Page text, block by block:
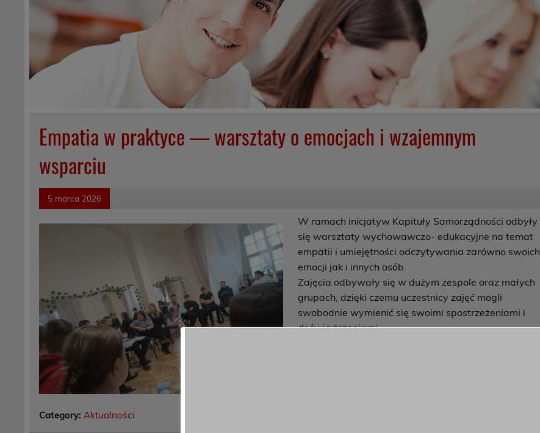
Empatia w praktyce — warsztaty o emocjach i wzajemnym
wsparciu
5 marca 2026
W ramach inicjatyw Kapituły Samorządności odbyły
się warsztaty wychowawczo- edukacyjne na temat
empatii i umiejętności odczytywania zarówno swoich
emocji jak i innych osób.
Zajęcia odbywały się w dużym zespole oraz małych
grupach, dzięki czemu uczestnicy zajęć mogli
swobodnie wymienić się swoimi spostrzeżeniami i
doświadczeniami.
Category: Aktualności
✕